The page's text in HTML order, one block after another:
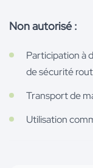
Non autorisé :
Participation à
de sécurité
Transport de
Utilisation